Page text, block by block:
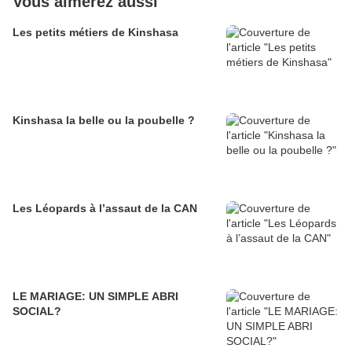
Les petits métiers de Kinshasa
Kinshasa la belle ou la poubelle ?
Les Léopards à l’assaut de la CAN
LE MARIAGE: UN SIMPLE ABRI
SOCIAL?